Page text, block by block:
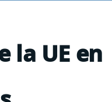
la UE en